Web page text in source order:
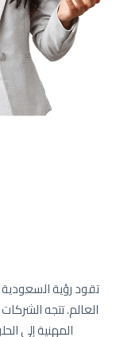
العالم. تتجه
المهنية إلى